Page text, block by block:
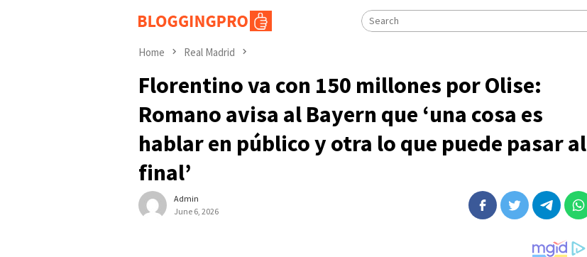
Home Real Madrid
Florentino va con 150 millones por Olise:
Romano avisa al Bayern que ‘una cosa es
hablar en público y otra lo que puede pasar al
final’
Admin
June 6, 2026